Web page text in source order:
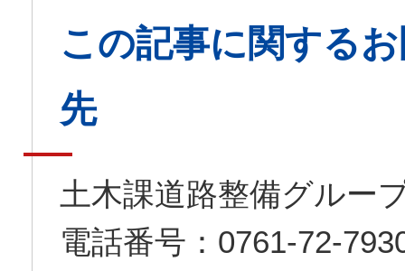
この記事に関する
先
土木課道路整備グルー
電話番号：0761-72-